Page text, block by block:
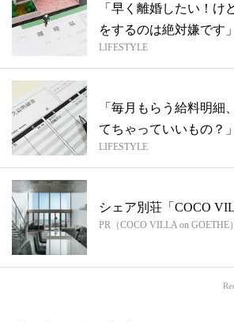
「早く離婚したい！け
をするのは絶対嫌です
箱】
LIFESTYLE
「毎月もらう給料明細
てちゃっていいもの？
箱】
LIFESTYLE
シェア別荘「COCO
PR（COCO VILLA on GOETHE）